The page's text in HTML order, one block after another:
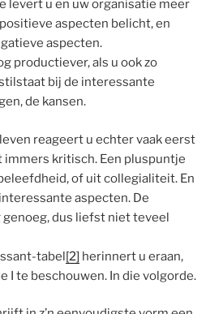
levert u en uw organisatie meer
aspecten belicht, en
aspecten.
productiever, als u ook zo
bij de interessante
de kansen.
reageert u echter vaak eerst
immers kritisch. Een pluspuntje
of uit collegialiteit. En
aspecten. De
dus liefst niet teveel
tabel[2] herinnert u eraan,
I te beschouwen. In die volgorde.